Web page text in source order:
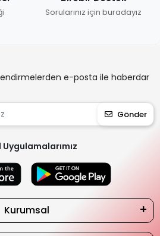
Sorularınız için buradayız
e-posta ile haberdar
Gönder
Kurumsal